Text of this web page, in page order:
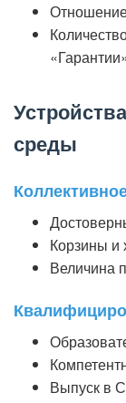
среды
Корзины и
Величина
Выпуск в